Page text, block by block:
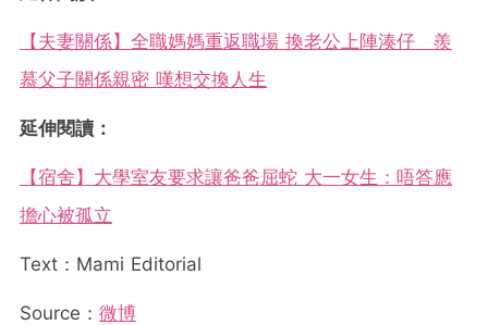
【夫妻關係】全職媽媽重返職場 換老公上陣湊仔 羨
慕父子關係親密 嘆想交換人生
延伸閱讀：
【宿舍】大學室友要求讓爸爸屈蛇 大一女生：唔答應
擔心被孤立
Text：Mami Editorial
Source： 微博